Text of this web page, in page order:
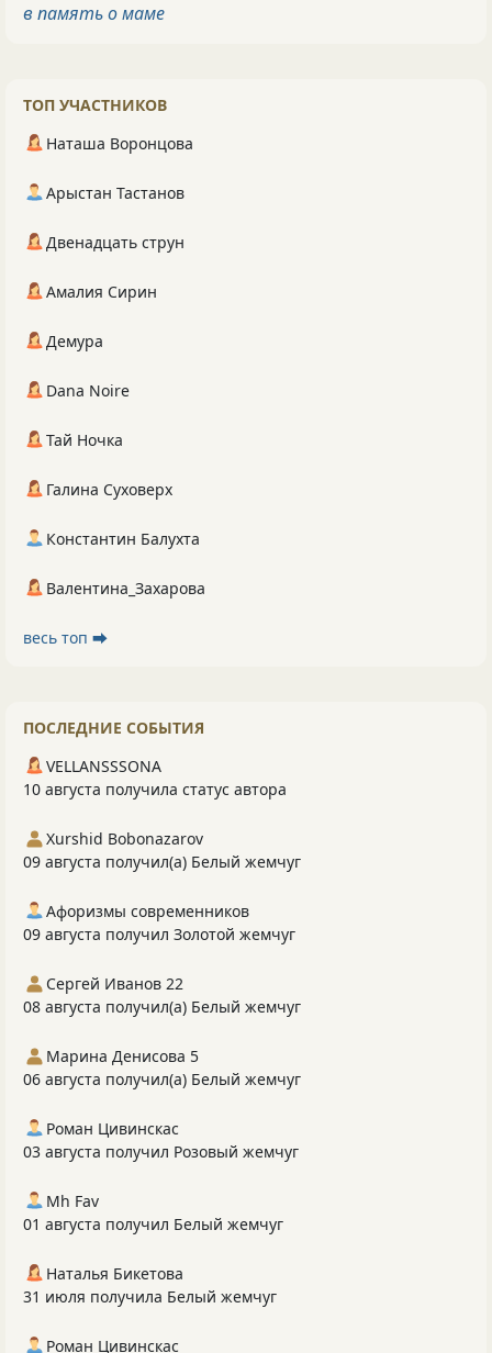
в память о маме
ТОП УЧАСТНИКОВ
Наташа Воронцова
Арыстан Тастанов
Двенадцать струн
Амалия Сирин
Демура
Dana Noire
Тай Ночка
Галина Суховерх
Константин Балухта
Валентина_Захарова
весь топ ⮕
ПОСЛЕДНИЕ СОБЫТИЯ
VELLANSSSONA
10 августа получила статус автора
Xurshid Bobonazarov
09 августа получил(а) Белый жемчуг
Афоризмы современников
09 августа получил Золотой жемчуг
Сергей Иванов 22
08 августа получил(а) Белый жемчуг
Марина Денисова 5
06 августа получил(а) Белый жемчуг
Роман Цивинскас
03 августа получил Розовый жемчуг
Mh Fav
01 августа получил Белый жемчуг
Наталья Бикетова
31 июля получила Белый жемчуг
Роман Цивинскас